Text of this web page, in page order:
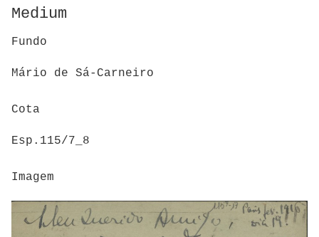
Medium
Fundo
Mário de Sá-Carneiro
Cota
Esp.115/7_8
Imagem